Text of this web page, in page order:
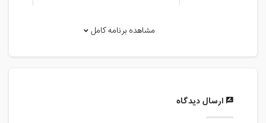
مدت کلاس : 01:30 ساعتمشاهده برنامه کامل
ارسال دیدگاه